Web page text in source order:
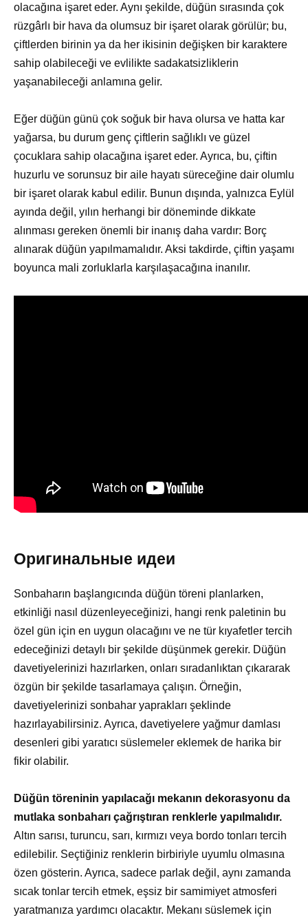
olacağına işaret eder. Aynı şekilde, düğün sırasında çok
rüzgârlı bir hava da olumsuz bir işaret olarak görülür; bu,
çiftlerden birinin ya da her ikisinin değişken bir karaktere
sahip olabileceği ve evlilikte sadakatsizliklerin
yaşanabileceği anlamına gelir.
Eğer düğün günü çok soğuk bir hava olursa ve hatta kar
yağarsa, bu durum genç çiftlerin sağlıklı ve güzel
çocuklara sahip olacağına işaret eder. Ayrıca, bu, çiftin
huzurlu ve sorunsuz bir aile hayatı süreceğine dair olumlu
bir işaret olarak kabul edilir. Bunun dışında, yalnızca Eylül
ayında değil, yılın herhangi bir döneminde dikkate
alınması gereken önemli bir inanış daha vardır: Borç
alınarak düğün yapılmamalıdır. Aksi takdirde, çiftin yaşamı
boyunca mali zorluklarla karşılaşacağına inanılır.
Оригинальные идеи
Sonbaharın başlangıcında düğün töreni planlarken,
etkinliği nasıl düzenleyeceğinizi, hangi renk paletinin bu
özel gün için en uygun olacağını ve ne tür kıyafetler tercih
edeceğinizi detaylı bir şekilde düşünmek gerekir. Düğün
davetiyelerinizi hazırlarken, onları sıradanlıktan çıkararak
özgün bir şekilde tasarlamaya çalışın. Örneğin,
davetiyelerinizi sonbahar yaprakları şeklinde
hazırlayabilirsiniz. Ayrıca, davetiyelere yağmur damlası
desenleri gibi yaratıcı süslemeler eklemek de harika bir
fikir olabilir.
Düğün töreninin yapılacağı mekanın dekorasyonu da
mutlaka sonbaharı çağrıştıran renklerle yapılmalıdır.
Altın sarısı, turuncu, sarı, kırmızı veya bordo tonları tercih
edilebilir. Seçtiğiniz renklerin birbiriyle uyumlu olmasına
özen gösterin. Ayrıca, sadece parlak değil, aynı zamanda
sıcak tonlar tercih etmek, eşsiz bir samimiyet atmosferi
yaratmanıza yardımcı olacaktır. Mekanı süslemek için